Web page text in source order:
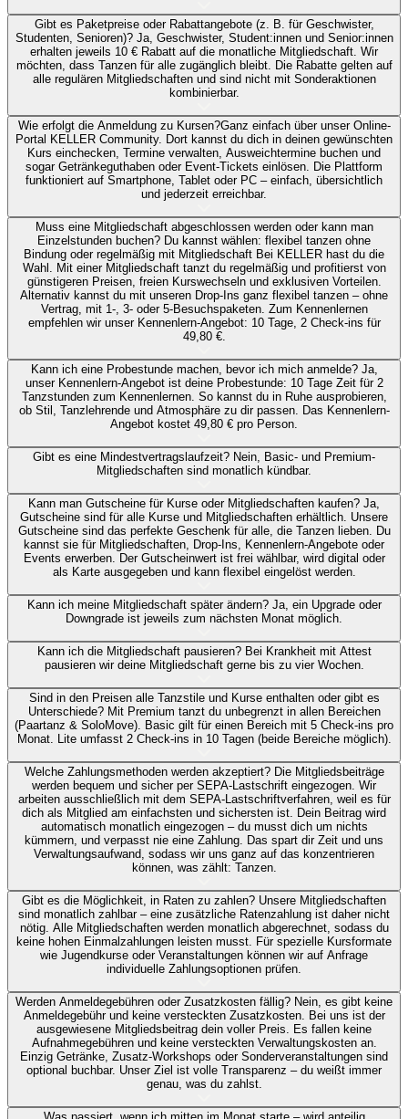
Gibt es Paketpreise oder Rabattangebote (z. B. für Geschwister,
Studenten, Senioren)? Ja, Geschwister, Student:innen und Senior:innen
erhalten jeweils 10 € Rabatt auf die monatliche Mitgliedschaft. Wir
möchten, dass Tanzen für alle zugänglich bleibt. Die Rabatte gelten auf
alle regulären Mitgliedschaften und sind nicht mit Sonderaktionen
kombinierbar.
Wie erfolgt die Anmeldung zu Kursen?Ganz einfach über unser Online-
Portal KELLER Community. Dort kannst du dich in deinen gewünschten
Kurs einchecken, Termine verwalten, Ausweichtermine buchen und
sogar Getränkeguthaben oder Event-Tickets einlösen. Die Plattform
funktioniert auf Smartphone, Tablet oder PC – einfach, übersichtlich
und jederzeit erreichbar.
Muss eine Mitgliedschaft abgeschlossen werden oder kann man
Einzelstunden buchen? Du kannst wählen: flexibel tanzen ohne
Bindung oder regelmäßig mit Mitgliedschaft Bei KELLER hast du die
Wahl. Mit einer Mitgliedschaft tanzt du regelmäßig und profitierst von
günstigeren Preisen, freien Kurswechseln und exklusiven Vorteilen.
Alternativ kannst du mit unseren Drop-Ins ganz flexibel tanzen – ohne
Vertrag, mit 1-, 3- oder 5-Besuchspaketen. Zum Kennenlernen
empfehlen wir unser Kennenlern-Angebot: 10 Tage, 2 Check-ins für
49,80 €.
Kann ich eine Probestunde machen, bevor ich mich anmelde? Ja,
unser Kennenlern-Angebot ist deine Probestunde: 10 Tage Zeit für 2
Tanzstunden zum Kennenlernen. So kannst du in Ruhe ausprobieren,
ob Stil, Tanzlehrende und Atmosphäre zu dir passen. Das Kennenlern-
Angebot kostet 49,80 € pro Person.
Gibt es eine Mindestvertragslaufzeit? Nein, Basic- und Premium-
Mitgliedschaften sind monatlich kündbar.
Kann man Gutscheine für Kurse oder Mitgliedschaften kaufen? Ja,
Gutscheine sind für alle Kurse und Mitgliedschaften erhältlich. Unsere
Gutscheine sind das perfekte Geschenk für alle, die Tanzen lieben. Du
kannst sie für Mitgliedschaften, Drop-Ins, Kennenlern-Angebote oder
Events erwerben. Der Gutscheinwert ist frei wählbar, wird digital oder
als Karte ausgegeben und kann flexibel eingelöst werden.
Kann ich meine Mitgliedschaft später ändern? Ja, ein Upgrade oder
Downgrade ist jeweils zum nächsten Monat möglich.
Kann ich die Mitgliedschaft pausieren? Bei Krankheit mit Attest
pausieren wir deine Mitgliedschaft gerne bis zu vier Wochen.
Sind in den Preisen alle Tanzstile und Kurse enthalten oder gibt es
Unterschiede? Mit Premium tanzt du unbegrenzt in allen Bereichen
(Paartanz & SoloMove). Basic gilt für einen Bereich mit 5 Check-ins pro
Monat. Lite umfasst 2 Check-ins in 10 Tagen (beide Bereiche möglich).
Welche Zahlungsmethoden werden akzeptiert? Die Mitgliedsbeiträge
werden bequem und sicher per SEPA-Lastschrift eingezogen. Wir
arbeiten ausschließlich mit dem SEPA-Lastschriftverfahren, weil es für
dich als Mitglied am einfachsten und sichersten ist. Dein Beitrag wird
automatisch monatlich eingezogen – du musst dich um nichts
kümmern, und verpasst nie eine Zahlung. Das spart dir Zeit und uns
Verwaltungsaufwand, sodass wir uns ganz auf das konzentrieren
können, was zählt: Tanzen.
Gibt es die Möglichkeit, in Raten zu zahlen? Unsere Mitgliedschaften
sind monatlich zahlbar – eine zusätzliche Ratenzahlung ist daher nicht
nötig. Alle Mitgliedschaften werden monatlich abgerechnet, sodass du
keine hohen Einmalzahlungen leisten musst. Für spezielle Kursformate
wie Jugendkurse oder Veranstaltungen können wir auf Anfrage
individuelle Zahlungsoptionen prüfen.
Werden Anmeldegebühren oder Zusatzkosten fällig? Nein, es gibt keine
Anmeldegebühr und keine versteckten Zusatzkosten. Bei uns ist der
ausgewiesene Mitgliedsbeitrag dein voller Preis. Es fallen keine
Aufnahmegebühren und keine versteckten Verwaltungskosten an.
Einzig Getränke, Zusatz-Workshops oder Sonderveranstaltungen sind
optional buchbar. Unser Ziel ist volle Transparenz – du weißt immer
genau, was du zahlst.